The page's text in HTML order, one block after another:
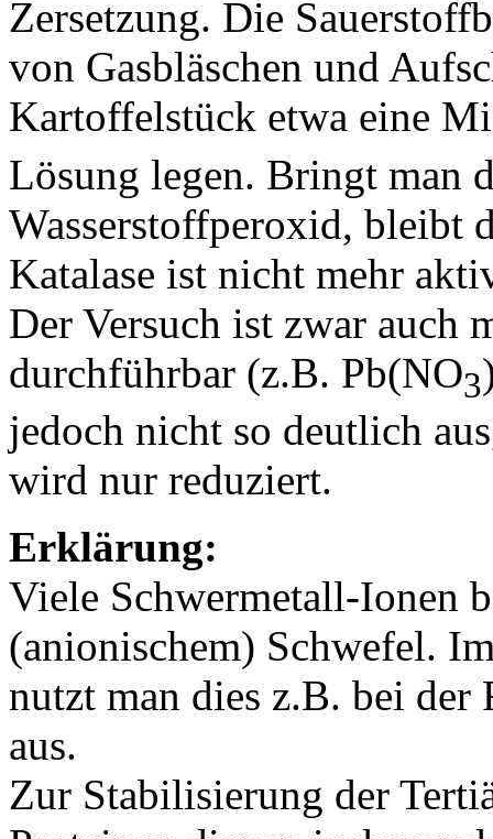
Zersetzung. Die
von Gasbläschen und
Kartoffelstück etwa eine
Lösung legen. Bringt man
Wasserstoffperoxid, bleibt
Katalase ist nicht mehr
Der Versuch ist zwar auch
durchführbar (z.B. Pb(NO3
jedoch nicht so deutlich
wird nur reduziert.
Erklärung:
Viele Schwermetall-Ionen
(anionischem) Schwefel.
nutzt man dies z.B. bei
aus.
Zur Stabilisierung der